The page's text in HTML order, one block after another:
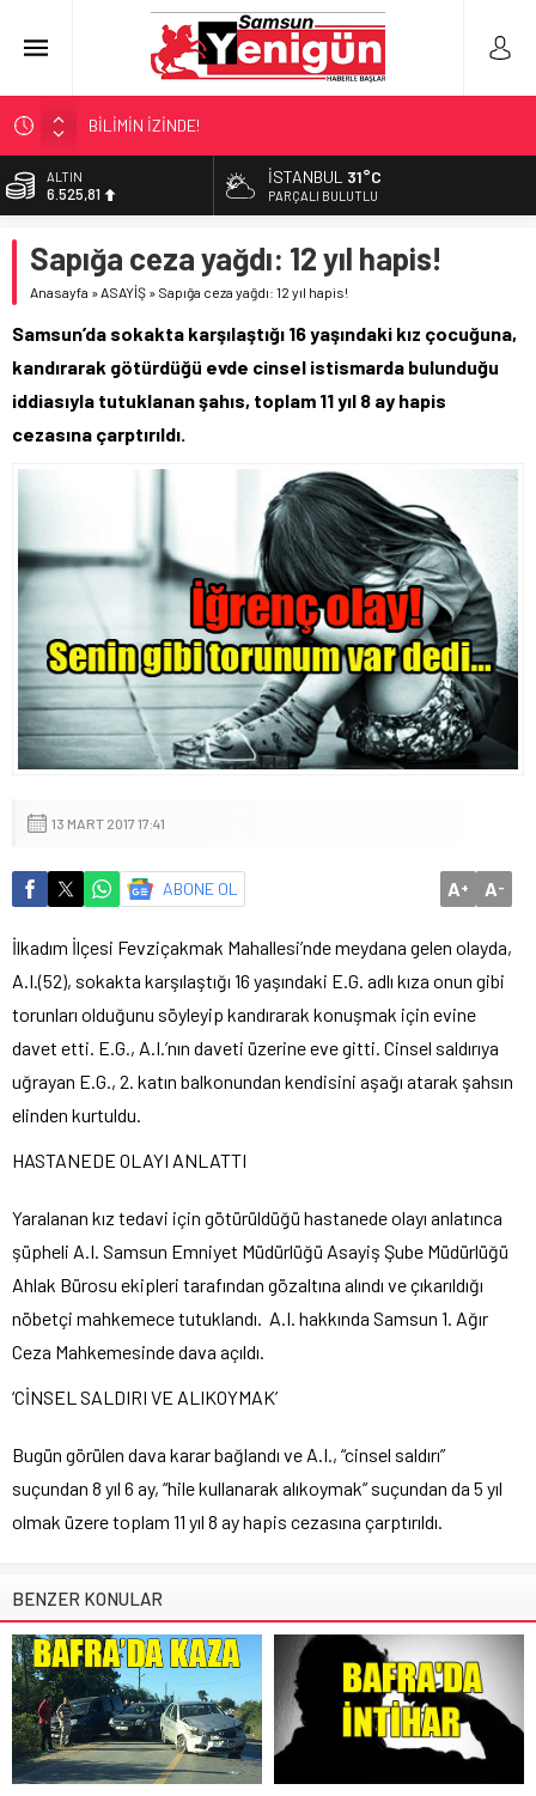
BİLİMİN İZİNDE!
TIR’A ‘ZEHİR’ BASKINI!
FECİ SON!
SAMSUN YANACAK!
ALTIN
6.525,81
13.703,13
DOLAR
55,0919
İSTANBUL 31°C
PARÇALI BULUTLU
Sapığa ceza yağdı: 12 yıl hapis!
Anasayfa »ASAYİŞ » Sapığa ceza yağdı: 12 yıl hapis!
Samsun’da sokakta karşılaştığı 16 yaşındaki kız çocuğuna,
kandırarak götürdüğü evde cinsel istismarda bulunduğu
iddiasıyla tutuklanan şahıs, toplam 11 yıl 8 ay hapis
cezasına çarptırıldı.
13 MART 2017 17:41
ABONE OL A+ A-
İlkadım İlçesi Fevziçakmak Mahallesi’nde meydana gelen olayda,
A.I.(52), sokakta karşılaştığı 16 yaşındaki E.G. adlı kıza onun gibi
torunları olduğunu söyleyip kandırarak konuşmak için evine
davet etti. E.G., A.I.’nın daveti üzerine eve gitti. Cinsel saldırıya
uğrayan E.G., 2. katın balkonundan kendisini aşağı atarak şahsın
elinden kurtuldu.
HASTANEDE OLAYI ANLATTI
Yaralanan kız tedavi için götürüldüğü hastanede olayı anlatınca
şüpheli A.I. Samsun Emniyet Müdürlüğü Asayiş Şube Müdürlüğü
Ahlak Bürosu ekipleri tarafından gözaltına alındı ve çıkarıldığı
nöbetçi mahkemece tutuklandı. A.I. hakkında Samsun 1. Ağır
Ceza Mahkemesinde dava açıldı.
‘CİNSEL SALDIRI VE ALIKOYMAK’
Bugün görülen dava karar bağlandı ve A.I., “cinsel saldırı”
suçundan 8 yıl 6 ay, “hile kullanarak alıkoymak” suçundan da 5 yıl
olmak üzere toplam 11 yıl 8 ay hapis cezasına çarptırıldı.
BENZER KONULAR